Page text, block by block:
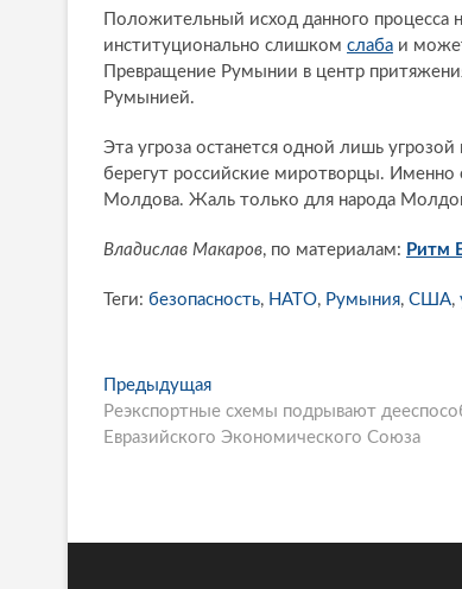
Положительный исход данного процесса
институционально слишком слаба и
Превращение Румынии в центр
Румынией.
Эта угроза останется одной лишь
берегут российские миротворцы. Именно
Молдова. Жаль только для народа
Владислав Макаров, по материалам: Ритм
Теги: безопасность, НАТО, Румыния, США,
P
o
n
Предыдущая
р
е
у
Реэкспортные схемы подрывают
Евразийского Экономического Союза